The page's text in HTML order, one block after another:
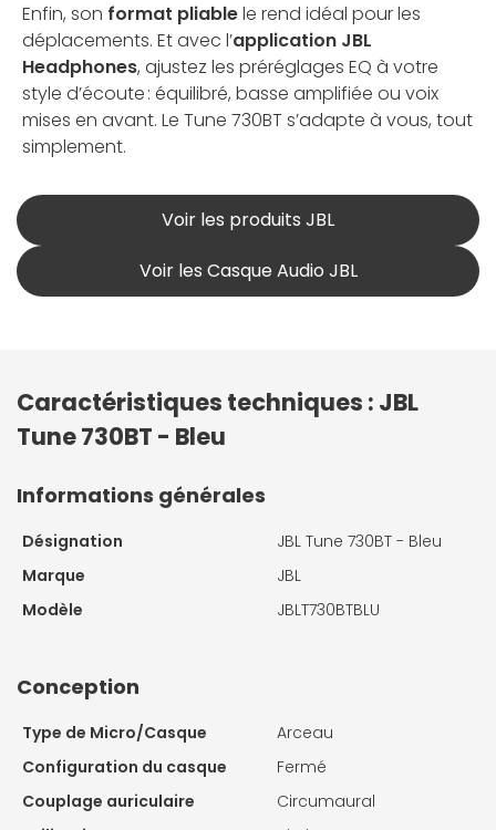
Enfin, son format pliablele rend idéal pour les
déplacements. Et avec l’application JBL
Headphones, ajustez les préréglages EQ à votre
style d’écoute : équilibré, basse amplifiée ou voix
mises en avant. Le Tune 730BT s’adapte à vous, tout
simplement.
Voir les produits JBL
Voir les Casque Audio JBL
Caractéristiques techniques : JBL
Tune 730BT - Bleu
Informations générales
Désignation
JBL Tune 730BT - Bleu
Marque
JBL
Modèle
JBLT730BTBLU
Conception
Type de Micro/Casque
Arceau
Configuration du casque
Fermé
Couplage auriculaire
Circumaural